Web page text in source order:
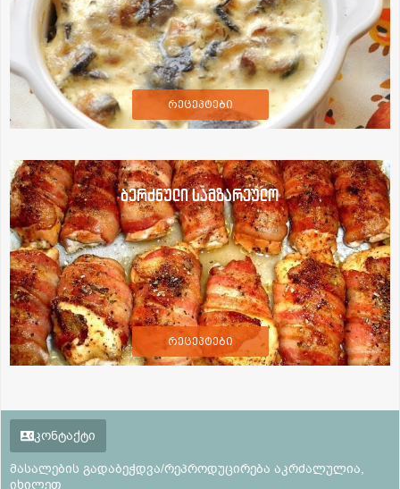
რეცეპტები
ბერძნული სამზარეულო
რეცეპტები
კონტაქტი
მასალების გადაბეჭდვა/რეპროდუცირება აკრძალულია,
იხილეთ